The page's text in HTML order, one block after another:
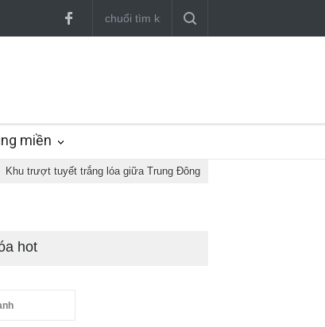
miền
Khu trượt tuyết trắng lóa giữa Trung Đông
hot